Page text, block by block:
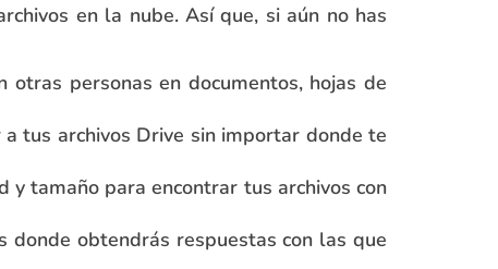
en la nube. Así que, si aún no has
personas en documentos, hojas de
tus archivos Drive sin importar donde te
tamaño para encontrar tus archivos con
obtendrás respuestas con las que